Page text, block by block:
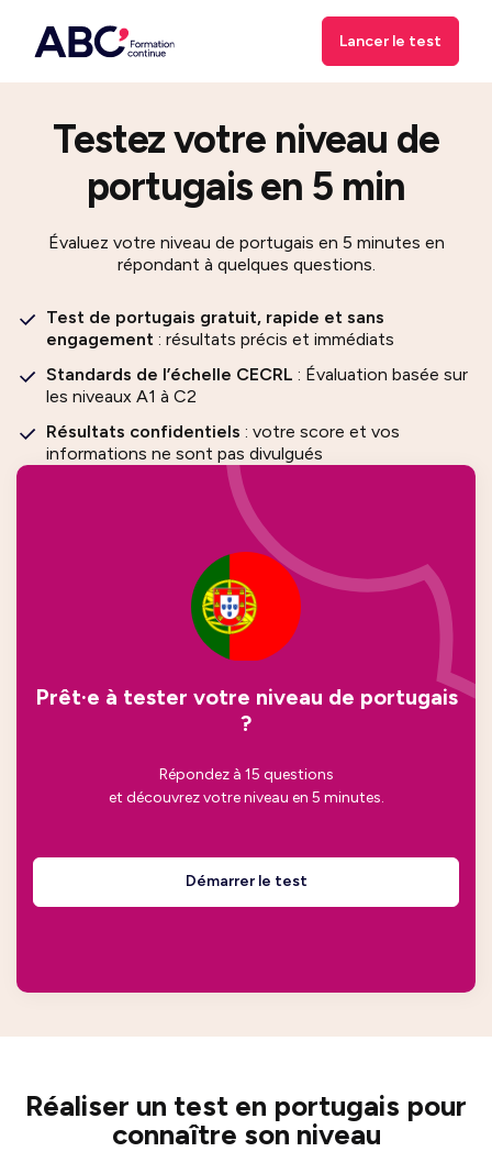
Lancer le test
Testez votre niveau de
portugais en 5 min
Évaluez votre niveau de portugais en 5 minutes en
répondant à quelques questions.
Test de portugais gratuit, rapide et sans
engagement : résultats précis et immédiats
Standards de l’échelle CECRL : Évaluation basée sur
les niveaux A1 à C2
Résultats confidentiels : votre score et vos
informations ne sont pas divulgués
Prêt·e à tester votre niveau de portugais
?
Répondez à 15 questions
et découvrez votre niveau en 5 minutes.
Démarrer le test
Réaliser un test en portugais pour
connaître son niveau